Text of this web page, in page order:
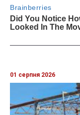
01 серпня 2026